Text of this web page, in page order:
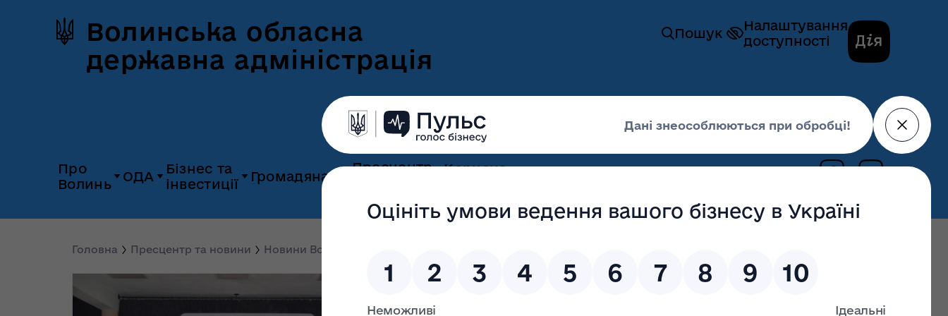
Пошук
Налаштування
доступності
Волинська обласна
державна адміністрація
Про
Волинь
Герб та прапор
Історія Волині
Паспорт області
ОДА
Органи влади
Апарат
облдержадміністрації
Бізнес та
інвестиції
Дія.Бізнес
Платформа
UNITED 24
Громадянам
Відкриті дані
публічної
Пресцентр
Оголошення
Фотогалерея
Відеогалерея
Корисна
Інформація для
е-Ветеран
Інформація для
ВПО
Подати е-
Головна Пресцентр та новини Новини Волині
27 лютого 2025,